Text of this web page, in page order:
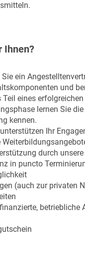
Ihnen?
ein
und
Teil eines
lernen Sie
kennen.
Ihr
durch unsere
in puncto
(auch zur privaten
betriebliche